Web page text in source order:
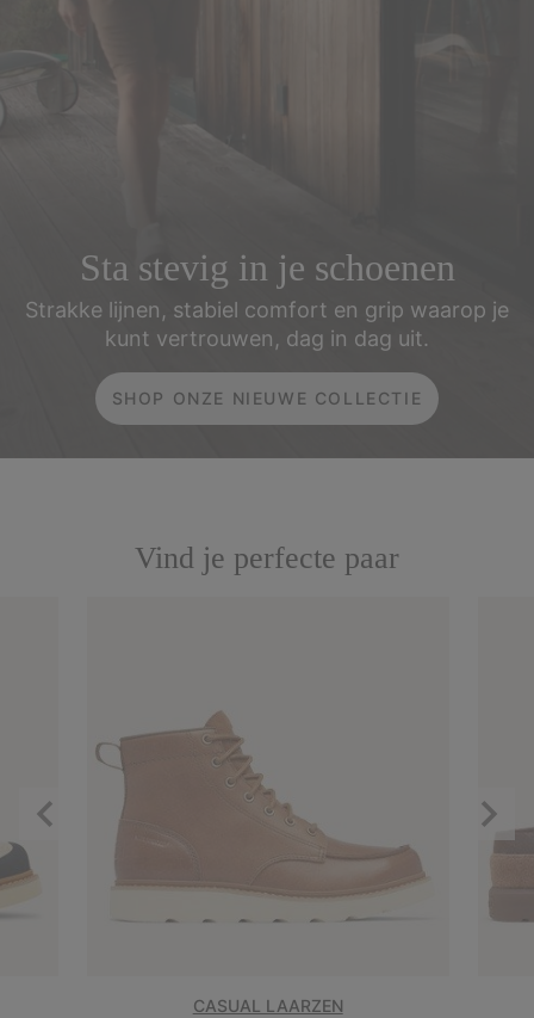
Sta stevig in je schoenen
Strakke lijnen, stabiel comfort en grip waarop je
kunt vertrouwen, dag in dag uit.
SHOP ONZE NIEUWE COLLECTIE
Vind je perfecte paar
Previous
Slide
Next
Slide
CASUAL LAARZEN